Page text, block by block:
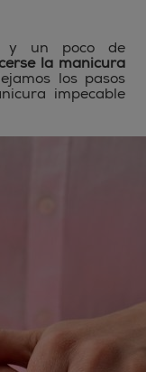
y un poco de
la manicura
los pasos
impecable